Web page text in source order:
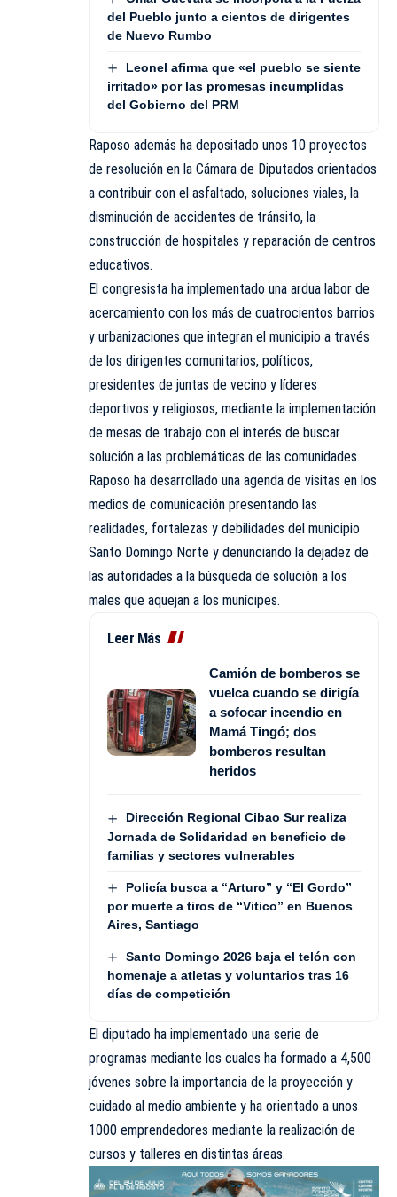
del Pueblo junto a cientos de dirigentes
de Nuevo Rumbo
Leonel afirma que «el pueblo se siente
irritado» por las promesas incumplidas
del Gobierno del PRM
Raposo además ha depositado unos 10 proyectos
de resolución en la Cámara de Diputados orientados
a contribuir con el asfaltado, soluciones viales, la
disminución de accidentes de tránsito, la
construcción de hospitales y reparación de centros
educativos.
El congresista ha implementado una ardua labor de
acercamiento con los más de cuatrocientos barrios
y urbanizaciones que integran el municipio a través
de los dirigentes comunitarios, políticos,
presidentes de juntas de vecino y líderes
deportivos y religiosos, mediante la implementación
de mesas de trabajo con el interés de buscar
solución a las problemáticas de las comunidades.
Raposo ha desarrollado una agenda de visitas en los
medios de comunicación presentando las
realidades, fortalezas y debilidades del municipio
Santo Domingo Norte y denunciando la dejadez de
las autoridades a la búsqueda de solución a los
males que aquejan a los munícipes.
Leer Más
Camión de bomberos se
vuelca cuando se dirigía
a sofocar incendio en
Mamá Tingó; dos
bomberos resultan
heridos
Dirección Regional Cibao Sur realiza
Jornada de Solidaridad en beneficio de
familias y sectores vulnerables
Policía busca a “Arturo” y “El Gordo”
por muerte a tiros de “Vitico” en Buenos
Aires, Santiago
Santo Domingo 2026 baja el telón con
homenaje a atletas y voluntarios tras 16
días de competición
El diputado ha implementado una serie de
programas mediante los cuales ha formado a 4,500
jóvenes sobre la importancia de la proyección y
cuidado al medio ambiente y ha orientado a unos
1000 emprendedores mediante la realización de
cursos y talleres en distintas áreas.